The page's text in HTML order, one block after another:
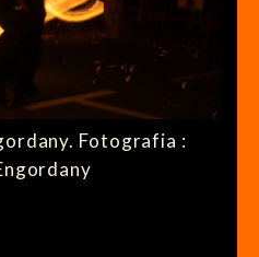
Fotografia :